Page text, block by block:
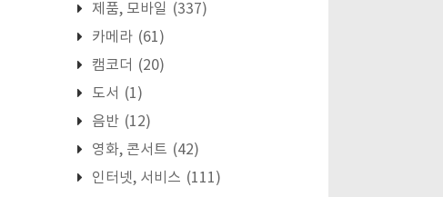
제품, 모바일 (337)
카메라 (61)
캠코더 (20)
도서 (1)
음반 (12)
영화, 콘서트 (42)
인터넷, 서비스 (111)